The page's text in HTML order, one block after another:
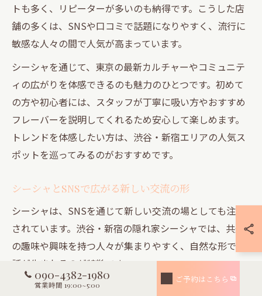
トも多く、リピーターが多いのも納得です。こうした店
舗の多くは、SNSや口コミで話題になりやすく、流行に
敏感な人々の間で人気が高まっています。
シーシャを通じて、東京の最新カルチャーやコミュニテ
ィの広がりを体感できるのも魅力のひとつです。初めて
の方や初心者には、スタッフが丁寧に吸い方やおすすめ
フレーバーを説明してくれるため安心して楽しめます。
トレンドを体感したい方は、渋谷・新宿エリアの人気ス
ポットを巡ってみるのがおすすめです。
シーシャとSNSで広がる新しい交流の形
シーシャは、SNSを通じて新しい交流の場としても注目
されています。渋谷・新宿の隠れ家シーシャでは、共通
の趣味や興味を持つ人々が集まりやすく、自然な形で会
話が生まれるのが特徴です。
例えば、SNSで見かけた写真や口コミをきっかけに店舗
090-4382-1980
営業時間 19:00~5:00
ご予約はこちら